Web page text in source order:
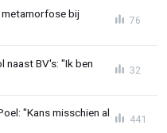
metamorfose bij
76
naast BV's: "Ik ben
32
"Kans misschien al
441